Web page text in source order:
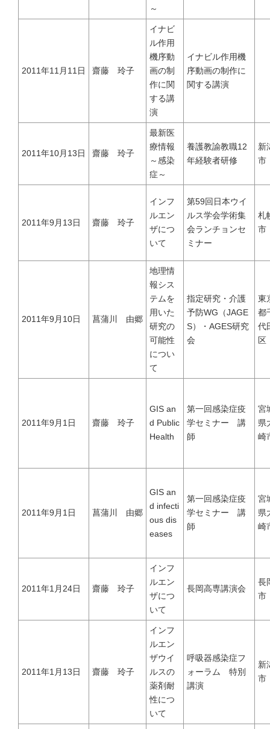
社会疫学研究｜Social Epidemiology
現在進行中の調査・研究｜Ongoing Research
論文｜Publications
書籍｜Book
ミャンマー｜Myanmar
マレーシア｜Malaysia
その他｜Other
過去の卒業生紹介｜Graduate
～
2011年11月11日 齋藤 玲子
イナビ
ル作用
機序動
画の制
作に関
する講
演
イナビル作用機
序動画の制作に
関する講演
2011年10月13日 齋藤 玲子
最新医
療情報
～感染
症～
養護教諭教職12
年経験者研修
新
市
2011年9月13日 齋藤 玲子
インフ
ルエン
ザにつ
いて
第59回日本ウイ
ルス学会学術集
会ランチョンセ
ミナー
札
市
2011年9月10日 菖蒲川 由郷
地理情
報シス
テムを
用いた
研究の
可能性
につい
て
指定研究・介護
予防WG（JAGE
S）・AGES研究
会
東
都
代
区
2011年9月1日 齋藤 玲子
GIS an
d Public
Health
第一回感染症疫
学セミナー 講
師
宮
県
崎
2011年9月1日 菖蒲川 由郷
GIS an
d infecti
ous dis
eases
第一回感染症疫
学セミナー 講
師
宮
県
崎
2011年1月24日 齋藤 玲子
インフ
ルエン
ザにつ
いて
長岡高専講演会
長
市
2011年1月13日 齋藤 玲子
インフ
ルエン
ザウイ
ルスの
薬剤耐
性につ
いて
呼吸器感染症フ
ォーラム 特別
講演
新
市